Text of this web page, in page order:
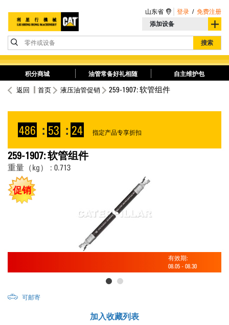
添加设备
零件或设备 搜索
山东省 登录 / 免费注册
积分商城 油管常备好礼相随 自主维护包
返回 首页 液压油管促销 259-1907: 软管组件
486 : 53 : 24 指定产品专享折扣
259-1907: 软管组件
重量（kg） : 0.713
促销
有效期:
08.05 - 08.30
可邮寄
加入收藏列表